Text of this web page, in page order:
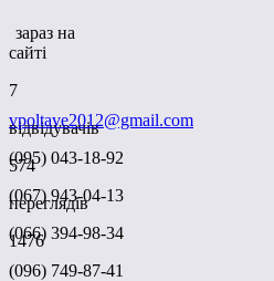
зараз на
сайті
7
відвідувачів
574
переглядів
1476
vpoltave2012@gmail.com
(095) 043-18-92
(067) 943-04-13
(066) 394-98-34
(096) 749-87-41